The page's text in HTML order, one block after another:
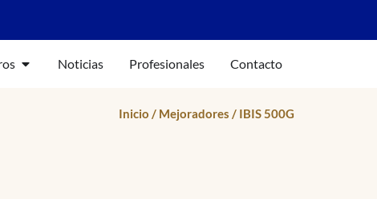
Noticias Profesionales Contacto
Inicio / Mejoradores / IBIS 500G